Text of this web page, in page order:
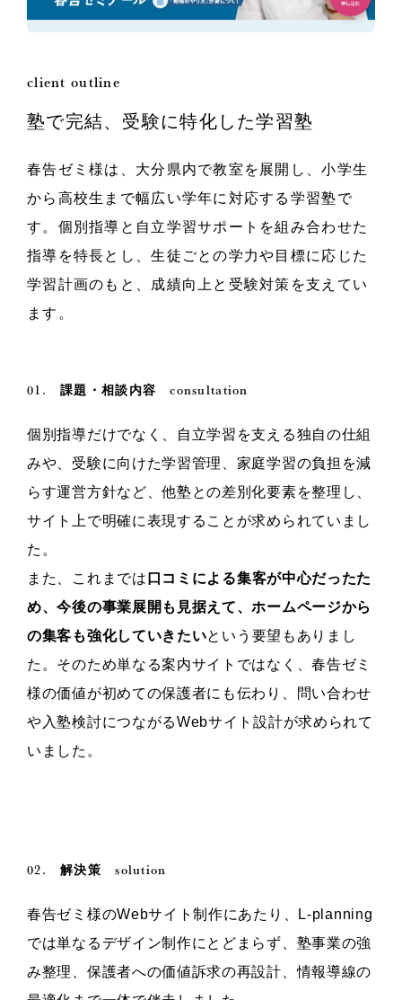
client outline
塾で完結、受験に特化した学習塾
春告ゼミ様は、大分県内で教室を展開し、小学生
から高校生まで幅広い学年に対応する学習塾で
す。個別指導と自立学習サポートを組み合わせた
指導を特長とし、生徒ごとの学力や目標に応じた
学習計画のもと、成績向上と受験対策を支えてい
ます。
01. 課題・相談内容 consultation
個別指導だけでなく、自立学習を支える独自の仕組
みや、受験に向けた学習管理、家庭学習の負担を減
らす運営方針など、他塾との差別化要素を整理し、
サイト上で明確に表現することが求められていまし
た。
また、これまでは 口コミによる集客が中心だったた
め、今後の事業展開も見据えて、ホームページから
の集客も強化していきたいという要望もありまし
た。そのため単なる案内サイトではなく、春告ゼミ
様の価値が初めての保護者にも伝わり、問い合わせ
や入塾検討につながるWebサイト設計が求められて
いました。
02. 解決策 solution
春告ゼミ様のWebサイト制作にあたり、L-planning
では単なるデザイン制作にとどまらず、塾事業の強
み整理、保護者への価値訴求の再設計、情報導線の